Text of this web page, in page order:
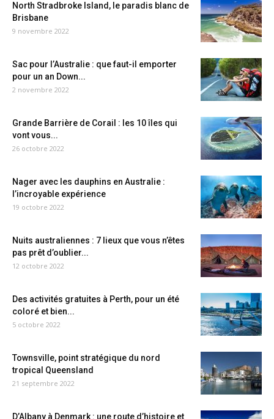
North Stradbroke Island, le paradis blanc de
Brisbane
9 novembre 2022
Sac pour l’Australie : que faut-il emporter
pour un an Down...
2 novembre 2022
Grande Barrière de Corail : les 10 îles qui
vont vous...
26 octobre 2022
Nager avec les dauphins en Australie :
l’incroyable expérience
19 octobre 2022
Nuits australiennes : 7 lieux que vous n’êtes
pas prêt d’oublier...
12 octobre 2022
Des activités gratuites à Perth, pour un été
coloré et bien...
5 octobre 2022
Townsville, point stratégique du nord
tropical Queensland
21 septembre 2022
D’Albany à Denmark : une route d’histoire et